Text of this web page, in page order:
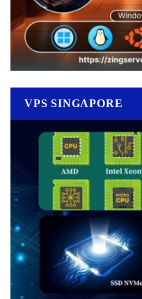
VPS SINGAPORE